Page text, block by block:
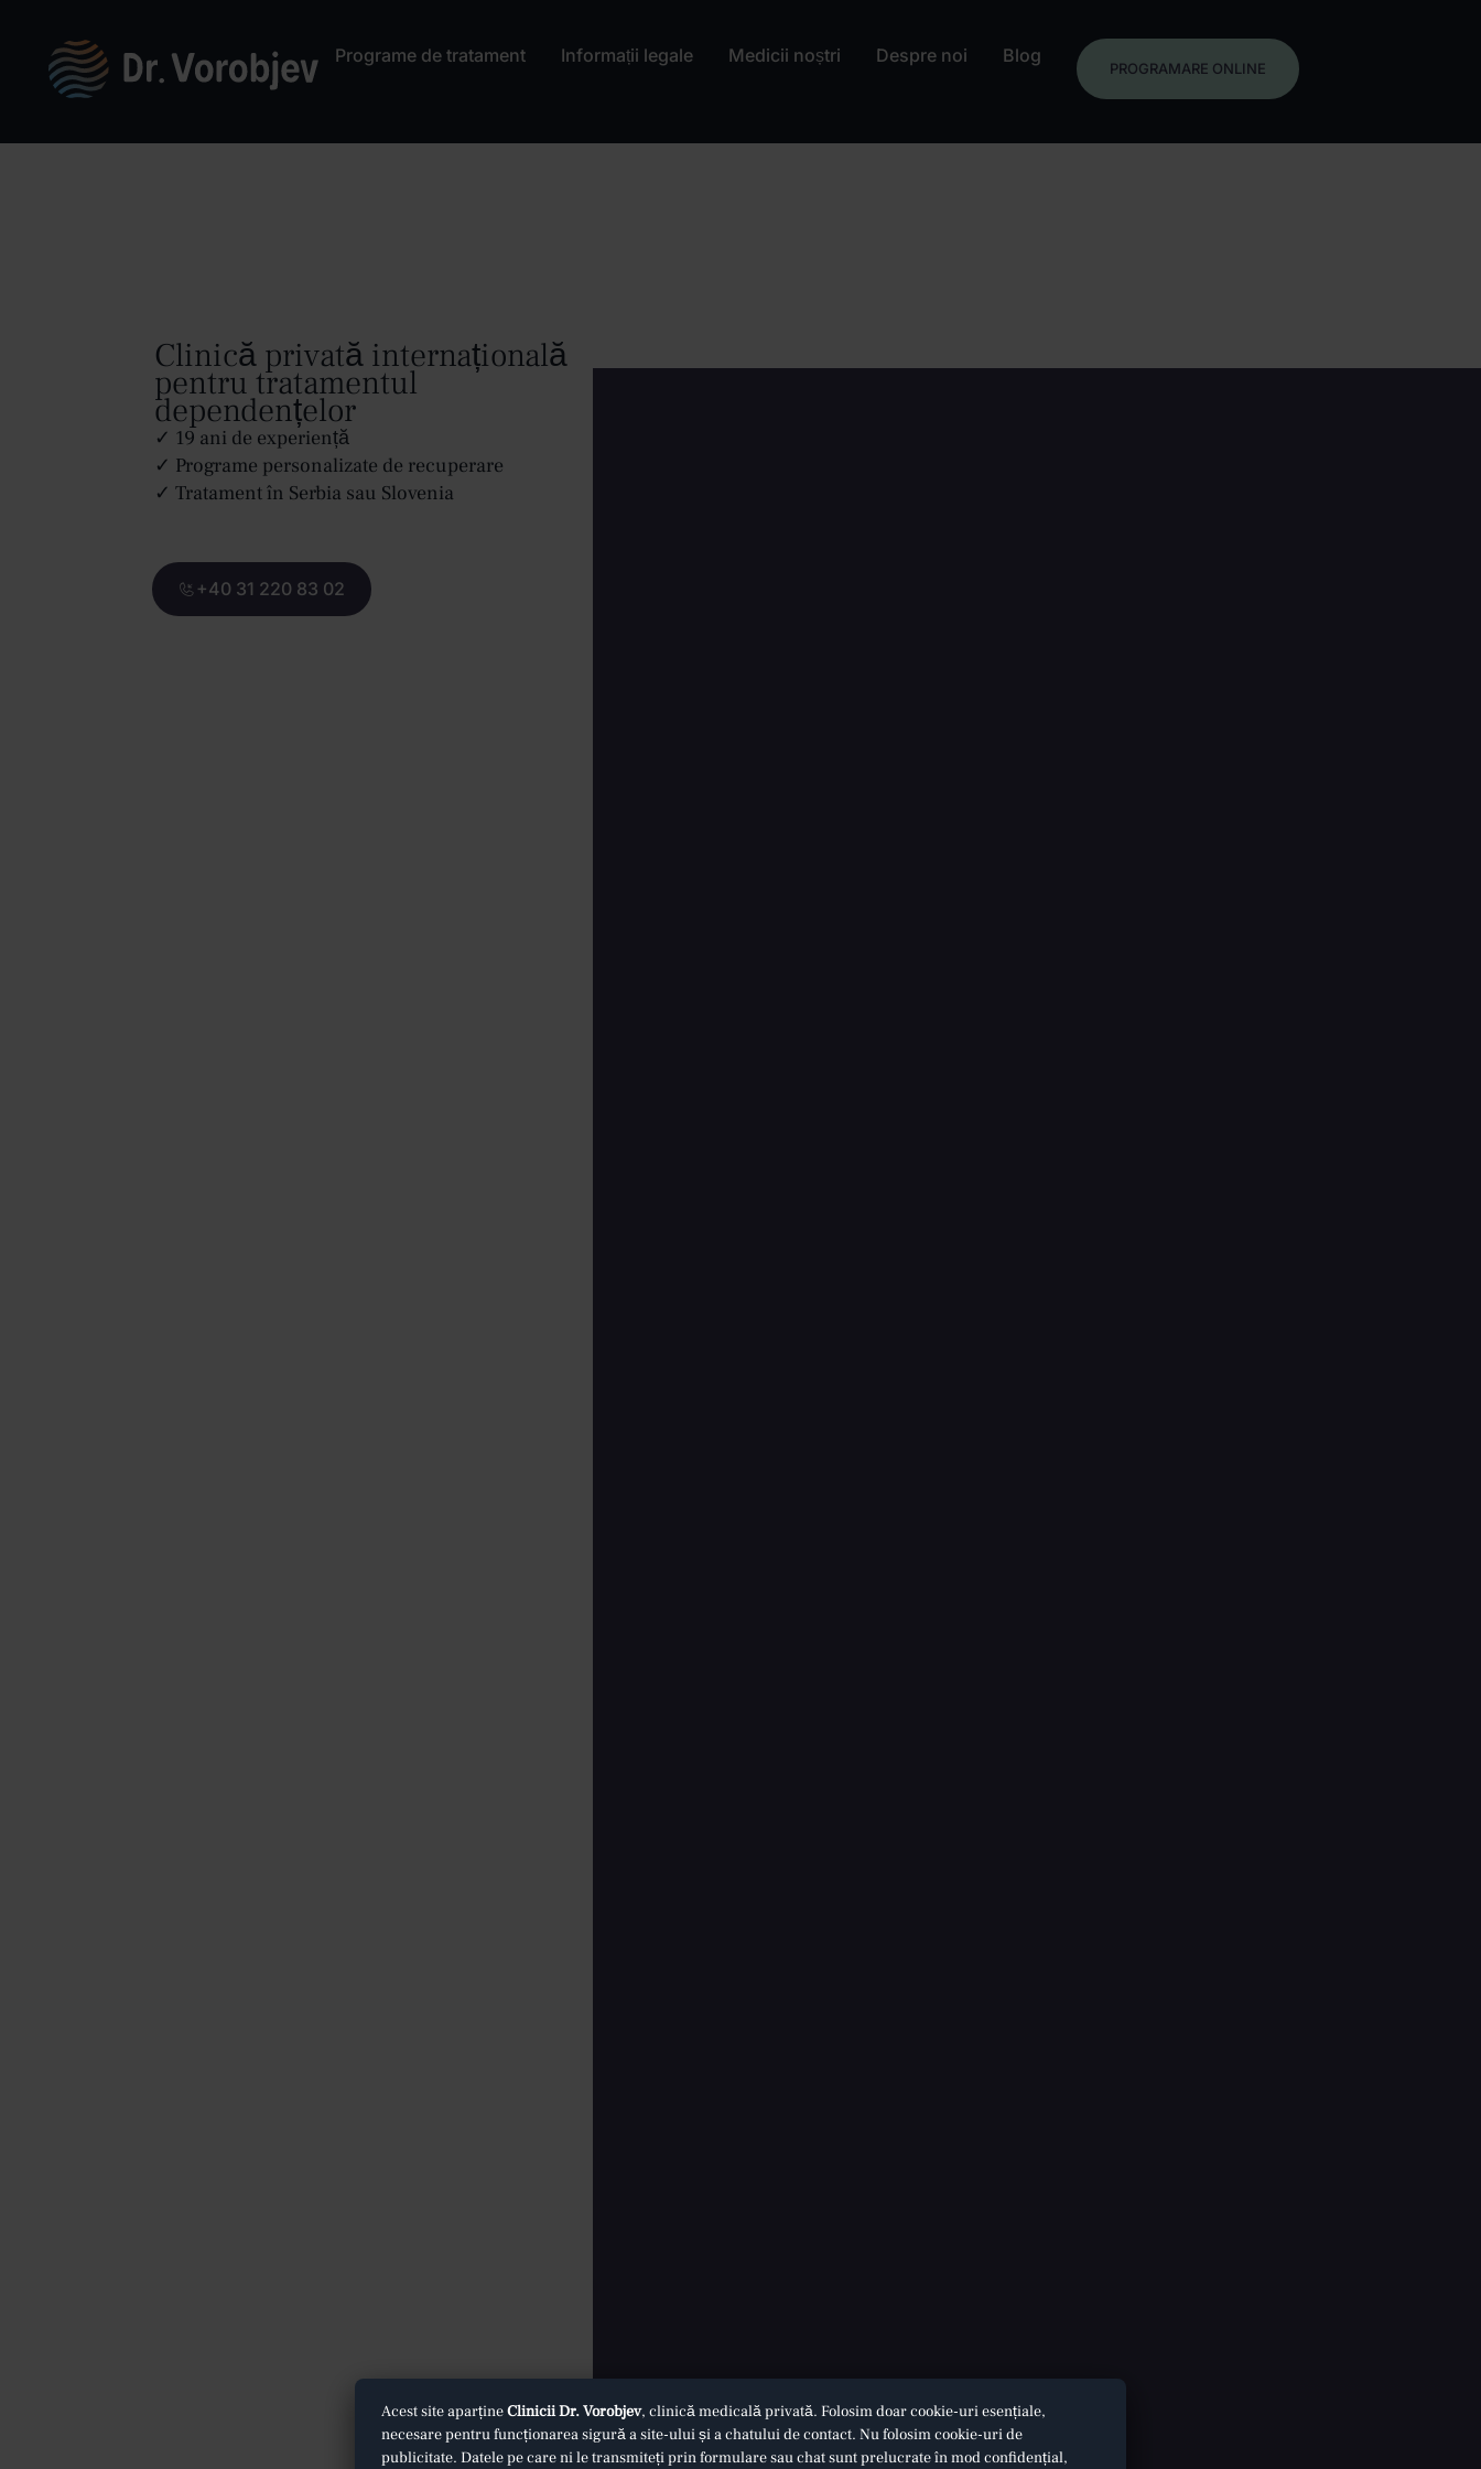
Programe de tratament Informații legale Medicii noștri Despre noi Blog
PROGRAMARE ONLINE
Clinică privată internațională
pentru tratamentul
dependențelor
✓ 19 ani de experiență
✓ Programe personalizate de recuperare
✓ Tratament în Serbia sau Slovenia
+40 31 220 83 02
Acest site aparțineClinicii Dr. Vorobjev, clinică medicală privată. Folosim doar cookie-uri esențiale,
necesare pentru funcționarea sigură a site-ului și a chatului de contact. Nu folosim cookie-uri de
publicitate. Datele pe care ni le transmiteți prin formulare sau chat sunt prelucrate în mod confidențial,